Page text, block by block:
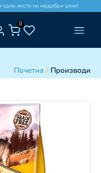
место по најдобри цени!
0
Почетна
Производи